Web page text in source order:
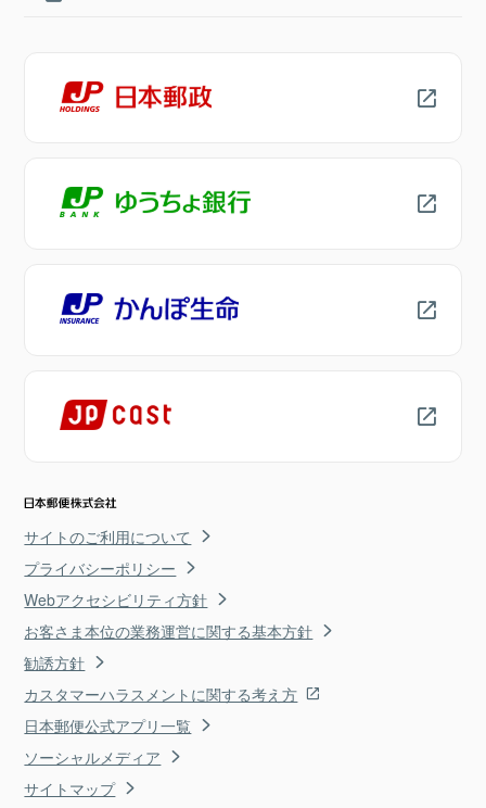
サイトのご利用について
プライバシーポリシー
Webアクセシビリティ方針
お客さま本位の業務運営に関する基本方針
勧誘方針
カスタマーハラスメントに関する考え方
日本郵便公式アプリ一覧
ソーシャルメディア
サイトマップ